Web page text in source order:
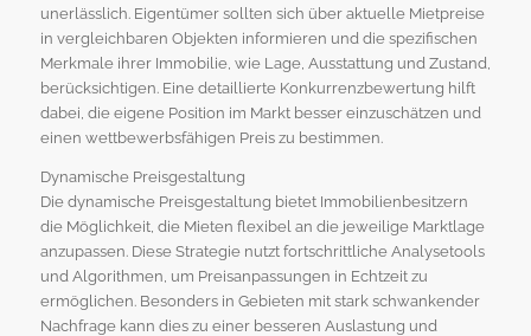
unerlässlich. Eigentümer sollten sich über aktuelle Mietpreise
in vergleichbaren Objekten informieren und die spezifischen
Merkmale ihrer Immobilie, wie Lage, Ausstattung und Zustand,
berücksichtigen. Eine detaillierte Konkurrenzbewertung hilft
dabei, die eigene Position im Markt besser einzuschätzen und
einen wettbewerbsfähigen Preis zu bestimmen.
Dynamische Preisgestaltung
Die dynamische Preisgestaltung bietet Immobilienbesitzern
die Möglichkeit, die Mieten flexibel an die jeweilige Marktlage
anzupassen. Diese Strategie nutzt fortschrittliche Analysetools
und Algorithmen, um Preisanpassungen in Echtzeit zu
ermöglichen. Besonders in Gebieten mit stark schwankender
Nachfrage kann dies zu einer besseren Auslastung und